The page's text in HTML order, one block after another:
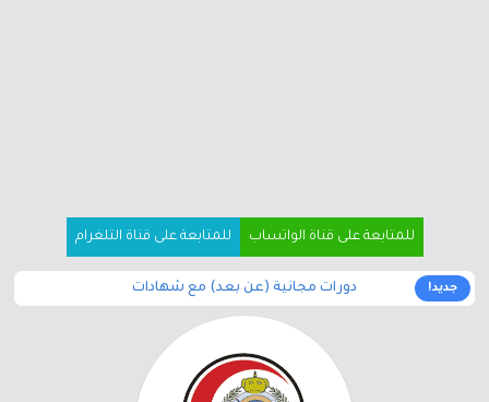
للمتابعة على قناة الواتساب للمتابعة على قناة التلغرام
جديد! دورات مجانية (عن بعد) مع شهادات